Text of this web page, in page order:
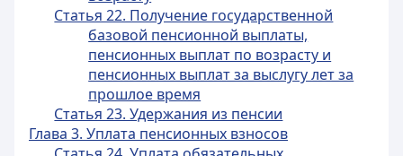
Статья 22. Получение государственной
базовой пенсионной выплаты,
пенсионных выплат по возрасту и
пенсионных выплат за выслугу лет за
прошлое время
Статья 23. Удержания из пенсии
Глава 3. Уплата пенсионных взносов